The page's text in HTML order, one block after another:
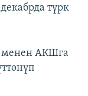
түрк
менен АКШга